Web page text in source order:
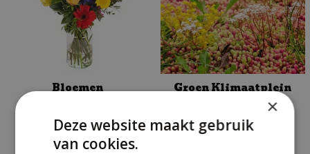
Bloemen Groen Klimaatplein
×
Deze website maakt gebruik
van cookies.